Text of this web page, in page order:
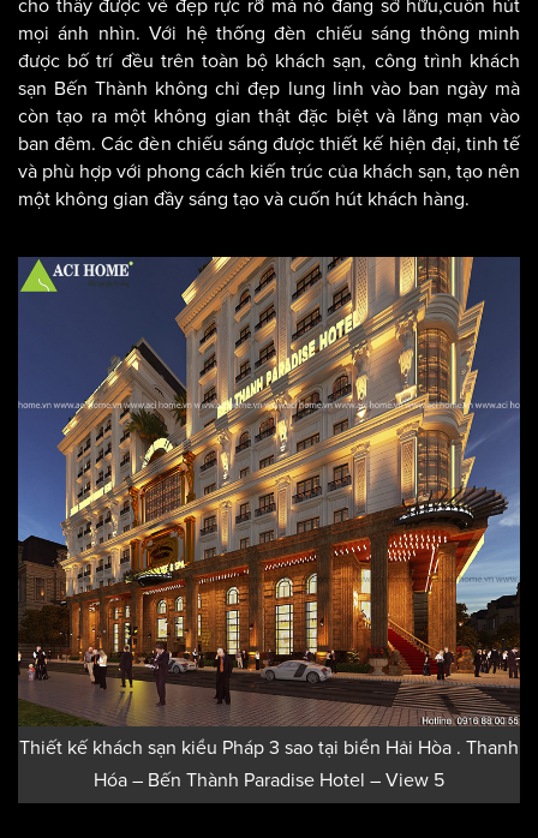
cho thấy được vẻ đẹp rực rỡ mà nó đang sở hữu,cuốn hút
mọi ánh nhìn. Với hệ thống đèn chiếu sáng thông minh
được bố trí đều trên toàn bộ khách sạn, công trình khách
sạn Bến Thành không chỉ đẹp lung linh vào ban ngày mà
còn tạo ra một không gian thật đặc biệt và lãng mạn vào
ban đêm. Các đèn chiếu sáng được thiết kế hiện đại, tinh tế
và phù hợp với phong cách kiến trúc của khách sạn, tạo nên
Thiết kế khách sạn kiểu Pháp 3 sao tại biển Hải Hòa . Thanh
Hóa – Bến Thành Paradise Hotel – View 5